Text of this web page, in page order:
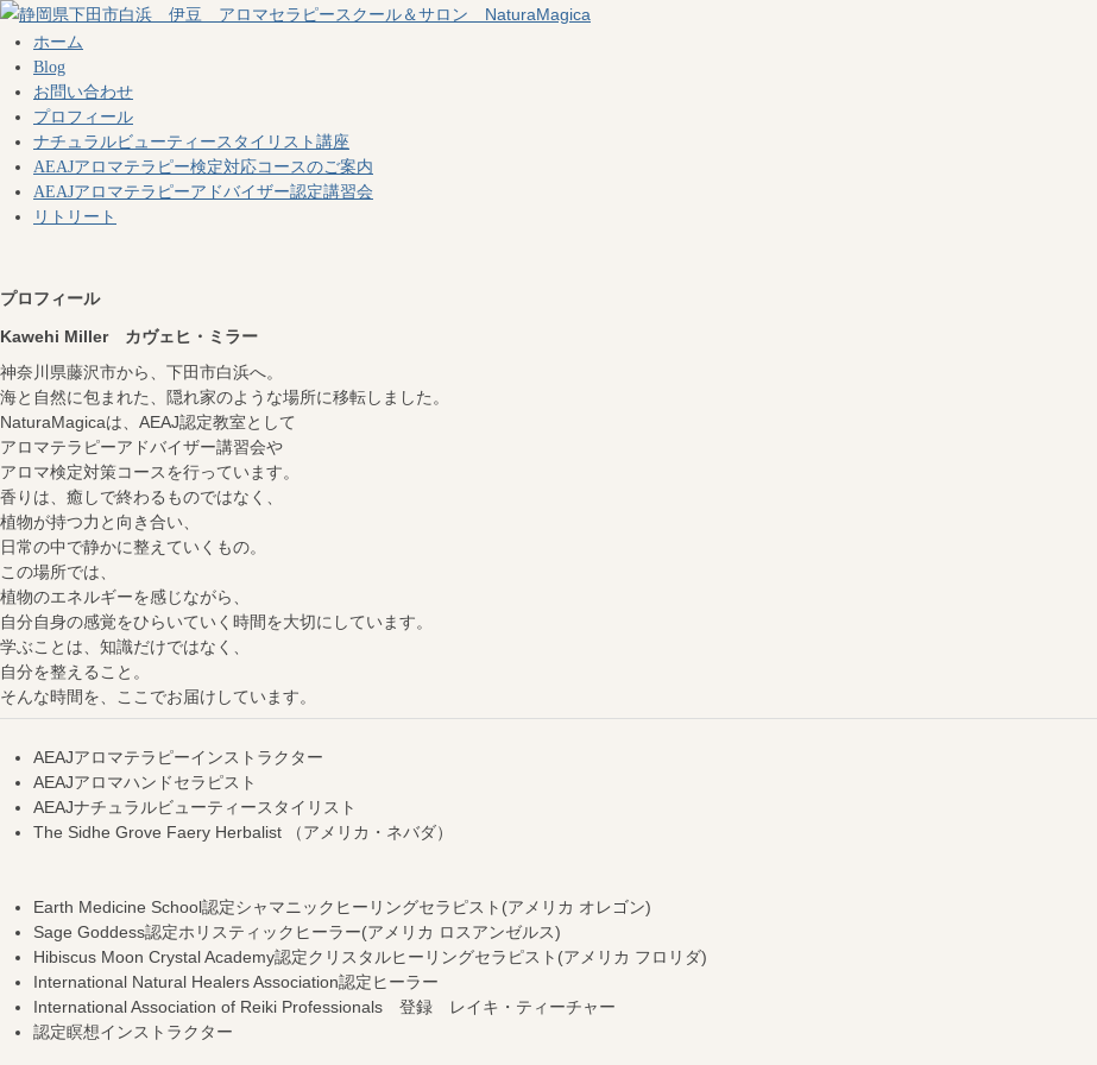
ホーム
Blog
お問い合わせ
プロフィール
ナチュラルビューティースタイリスト講座
AEAJアロマテラピー検定対応コースのご案内
AEAJアロマテラピーアドバイザー認定講習会
リトリート
プロフィール
Kawehi Miller カヴェヒ・ミラー
神奈川県藤沢市から、下田市白浜へ。
海と自然に包まれた、隠れ家のような場所に移転しました。
NaturaMagicaは、AEAJ認定教室として
アロマテラピーアドバイザー講習会や
アロマ検定対策コースを行っています。
香りは、癒しで終わるものではなく、
植物が持つ力と向き合い、
日常の中で静かに整えていくもの。
この場所では、
植物のエネルギーを感じながら、
自分自身の感覚をひらいていく時間を大切にしています。
学ぶことは、知識だけではなく、
自分を整えること。
そんな時間を、ここでお届けしています。
AEAJアロマテラピーインストラクター
AEAJアロマハンドセラピスト
AEAJナチュラルビューティースタイリスト
The Sidhe Grove Faery Herbalist （アメリカ・ネバダ）
Earth Medicine School認定シャマニックヒーリングセラピスト(アメリカ オレゴン)
Sage Goddess認定ホリスティックヒーラー(アメリカ ロスアンゼルス)
Hibiscus Moon Crystal Academy認定クリスタルヒーリングセラピスト(アメリカ フロリダ)
International Natural Healers Association認定ヒーラー
International Association of Reiki Professionals 登録 レイキ・ティーチャー
認定瞑想インストラクター